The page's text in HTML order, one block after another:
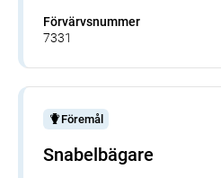
Förvärvsnummer
7331
Föremål
Snabelbägare